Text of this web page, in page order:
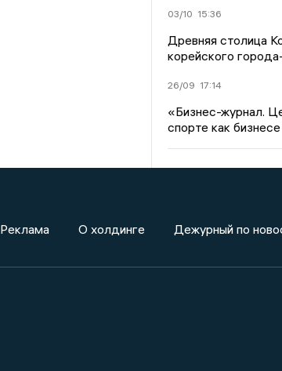
03/10 15:36
Древняя столица
корейского
26/09 17:14
«Бизнес-журнал.
спорте как бизнесе
Реклама О холдинге Дежурный по